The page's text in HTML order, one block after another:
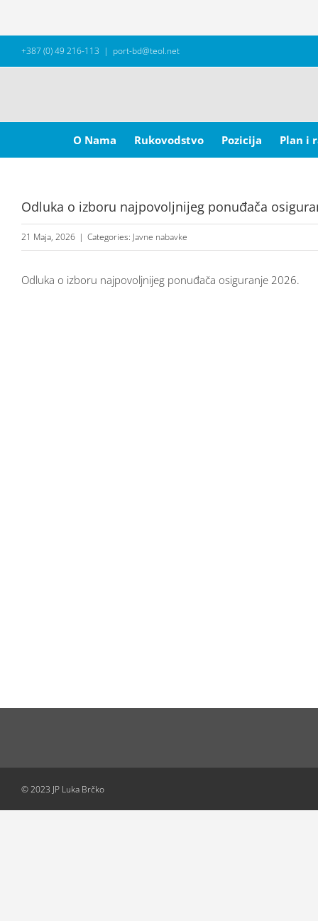
+387 (0) 49 216-113 | port-bd@teol.net
for:
O Nama
Rukovodstvo Pozicija Plan i
Odluka o izboru najpovoljnijeg ponuđača
21 Maja, 2026 | Categories: Javne nabavke
Odluka o izboru najpovoljnijeg ponuđača osiguranje 2026.
© 2023 JP Luka Brčko